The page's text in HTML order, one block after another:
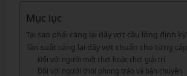
Mục lục
Tại sao phải căng lại dây vợt cầu lông định
Tần suất căng lại dây vợt chuẩn cho từng
Đối với người mới chơi hoặc chơi giải trí
Đối với người chơi phong trào và bán chuyên